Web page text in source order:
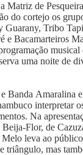
Matriz de
do cortejo os
Tribo
e Bacamarteiros
uma noite de
Banda Amaralina
interpretar
Na
Flor, de
leva ao
triângulo, mas